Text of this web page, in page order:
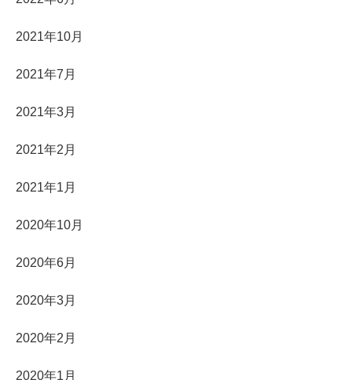
2021年10月
2021年7月
2021年3月
2021年2月
2021年1月
2020年10月
2020年6月
2020年3月
2020年2月
2020年1月